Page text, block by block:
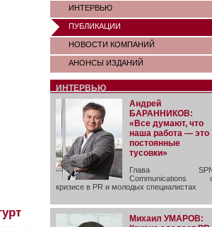
ИНТЕРВЬЮ
ПУБЛИКАЦИИ
НОВОСТИ КОМПАНИЙ
АНОНСЫ ИЗДАНИЙ
ИНТЕРВЬЮ
Андрей
БАРАННИКОВ:
«Все думают, что
наша работа — это
постоянные
тусовки»
Глава
Communications
кризисе в PR и молодых специалистах
Михаил УМАРОВ: